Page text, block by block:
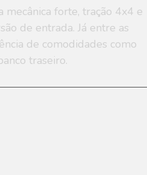
mecânica forte, tração 4x4 e
de entrada. Já entre as
de comodidades como
traseiro.